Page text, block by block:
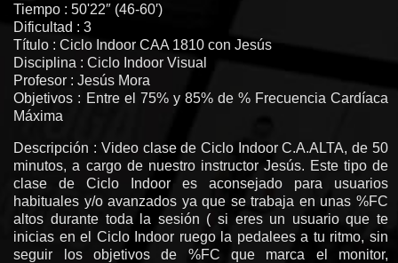
Tiempo : 50'22″ (46-60′)
Dificultad : 3
Título : Ciclo Indoor CAA 1810 con Jesús
Disciplina : Ciclo Indoor Visual
Profesor : Jesús Mora
Objetivos : Entre el 75% y 85% de % Frecuencia Cardíaca
Máxima
Descripción : Video clase de Ciclo Indoor C.A.ALTA, de 50
minutos, a cargo de nuestro instructor Jesús. Este tipo de
clase de Ciclo Indoor es aconsejado para usuarios
habituales y/o avanzados ya que se trabaja en unas %FC
altos durante toda la sesión ( si eres un usuario que te
inicias en el Ciclo Indoor ruego la pedalees a tu ritmo, sin
seguir los objetivos de %FC que marca el monitor,